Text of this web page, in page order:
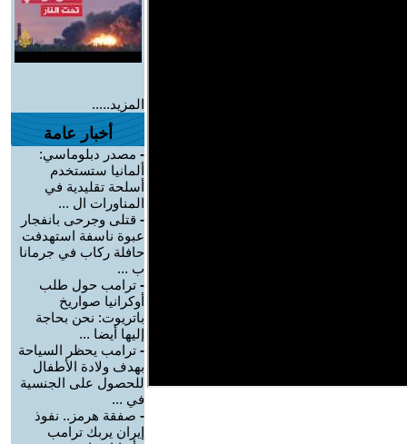
المزيد.....
أخبار عامة
- مصدر دبلوماسي:
ألمانيا ستستخدم
أسلحة تقليدية في
المناورات ال ...
- قتلى وجرحى بانفجار
عبوة ناسفة استهدفت
حافلة ركاب في جرمانا
ب ...
- ترامب حول طلب
أوكرانيا صواريخ
باتريوت: نحن بحاجة
إليها أيضا ...
- ترامب يحظر السياحة
بهدف ولادة الأطفال
للحصول على الجنسية
في ...
- صفقة هرمز.. نفوذ
إيران يربك ترامب